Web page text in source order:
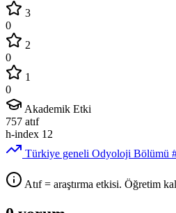
3
0
2
0
1
0
Akademik Etki
757 atıf
h-index 12
Türkiye geneli Odyoloji Bölümü
Atıf = araştırma etkisi. Öğretim